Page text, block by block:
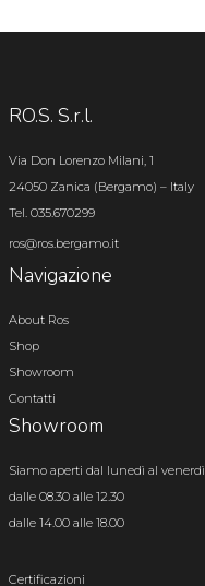
RO.S. S.r.l.
Via Don Lorenzo Milani, 1
24050 Zanica (Bergamo) – Italy
Tel. 035.670299
ros@ros.bergamo.it
Navigazione
About Ros
Shop
Showroom
Contatti
Showroom
Siamo aperti dal lunedì al venerdì
dalle 08.30 alle 12.30
dalle 14.00 alle 18.00
Certificazioni